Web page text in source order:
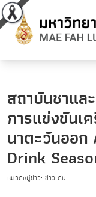
สถาบันชาแล
การแข่งขันเ
นาตะวันออก
Drink
หมวดหมู่ข่าว: ข่าวเด่น